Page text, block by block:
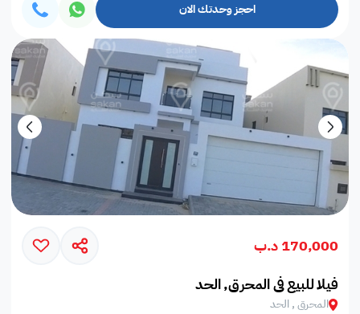
احجز وحدتك الان
170,000 د.ب
فيلا للبيع في المحرق, الحد
المحرق , الحد